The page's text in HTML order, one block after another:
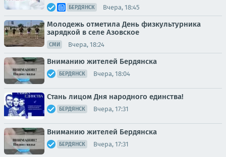
БЕРДЯНСК Вчера, 18:45
Молодежь отметила День физкультурника
зарядкой в селе Азовское
СМИ Вчера, 18:24
Вниманию жителей Бердянска
БЕРДЯНСК Вчера, 18:04
Стань лицом Дня народного единства!
БЕРДЯНСК Вчера, 17:31
Вниманию жителей Бердянска
БЕРДЯНСК Вчера, 17:31